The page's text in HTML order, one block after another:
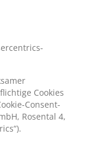
Cookies
Consent-
Rosental 4,